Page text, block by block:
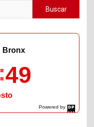
Powered by
DaysPedia.com
Bronx
50